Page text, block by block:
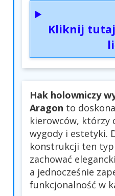
Kliknij
Hak holowniczy
Aragon to
kierowców, którzy
wygody i estetyki.
konstrukcji ten typ
zachować
a jednocześnie
funkcjonalność w